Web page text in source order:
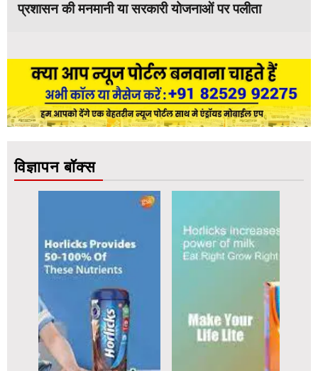
प्रशासन की मनमानी या सरकारी योजनाओं पर पलीता
विज्ञापन बॉक्स